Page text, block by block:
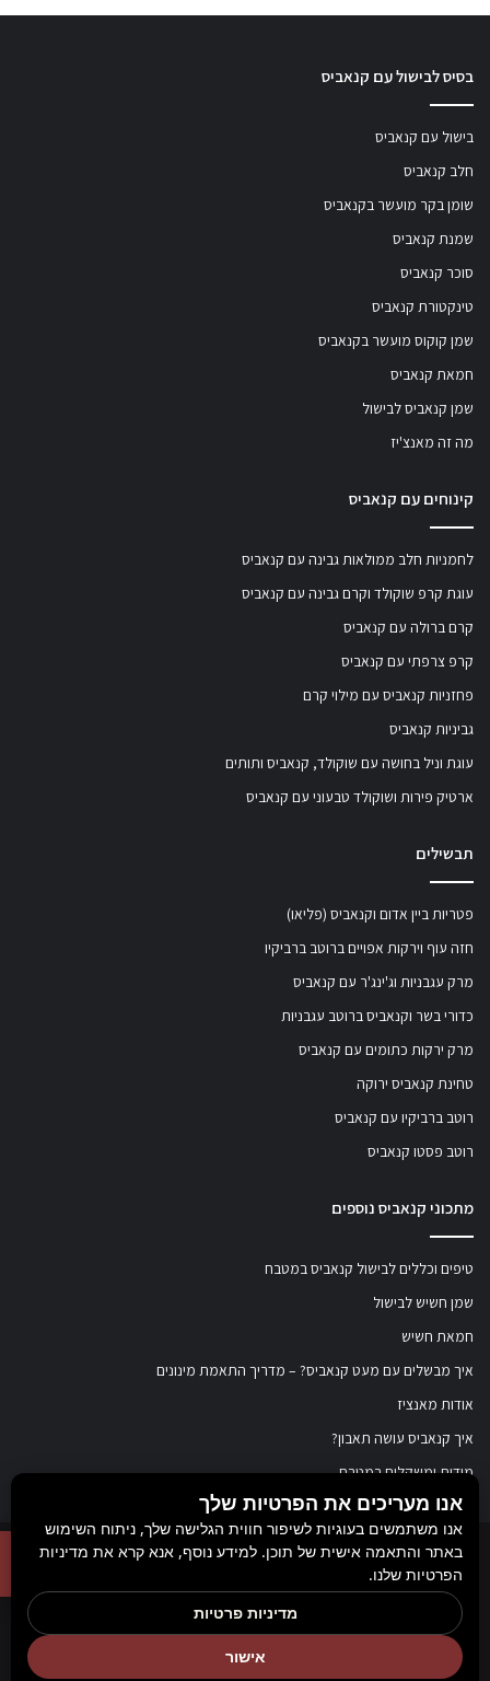
בסיס לבישול עם קנאביס
בישול עם קנאביס
חלב קנאביס
שומן בקר מועשר בקנאביס
שמנת קנאביס
סוכר קנאביס
טינקטורת קנאביס
שמן קוקוס מועשר בקנאביס
חמאת קנאביס
שמן קנאביס לבישול
מה זה מאנצ'יז
קינוחים עם קנאביס
לחמניות חלב ממולאות גבינה עם קנאביס
עוגת קרפ שוקולד וקרם גבינה עם קנאביס
קרם ברולה עם קנאביס
קרפ צרפתי עם קנאביס
פחזניות קנאביס עם מילוי קרם
גביניות קנאביס
עוגת וניל בחושה עם שוקולד, קנאביס ותותים
ארטיק פירות ושוקולד טבעוני עם קנאביס
תבשילים
פטריות ביין אדום וקנאביס (פליאו)
חזה עוף וירקות אפויים ברוטב ברביקיו
מרק עגבניות וג'ינג'ר עם קנאביס
כדורי בשר וקנאביס ברוטב עגבניות
מרק ירקות כתומים עם קנאביס
טחינת קנאביס ירוקה
רוטב ברביקיו עם קנאביס
רוטב פסטו קנאביס
מתכוני קנאביס נוספים
טיפים וכללים לבישול קנאביס במטבח
שמן חשיש לבישול
חמאת חשיש
איך מבשלים עם מעט קנאביס? – מדריך התאמת מינונים
אודות מאנציז
איך קנאביס עושה תאבון?
מידות ומשקלים במטבח
© כל הזכויות שמורות למאנציז
, 2017-2026. אין במידע באתר זה תחליף להוועצות עם
רופא או רוקח בטרם רכישת תכשיר והתחלת הטיפול בו. יש לעיין בעלון לצרכן לפני
השימוש בתכשיר. מומלץ להתייעץ עם הרוקח בכל הנוגע למטרות ואופן השימוש,
תופעות לוואי, אינטראקציה עם תכשירים אחרים.
אנו מעריכים את הפרטיות שלך
אנו משתמשים בעוגיות לשיפור חווית הגלישה שלך, ניתוח השימוש
באתר והתאמה אישית של תוכן. למידע נוסף, אנא קרא את מדיניות
הפרטיות שלנו.
אישור
מדיניות פרטיות